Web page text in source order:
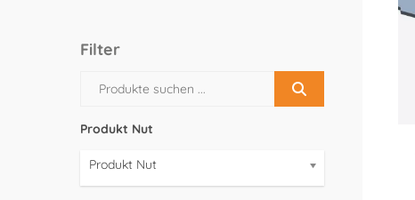
Filter
Produkt Nut
Produkt Nut